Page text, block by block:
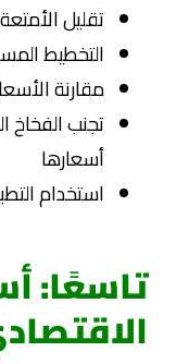
تقليل
التخطيط
مقارنة
تجنب الفخاخ
أسعارها
استخدام
تاسعًا: